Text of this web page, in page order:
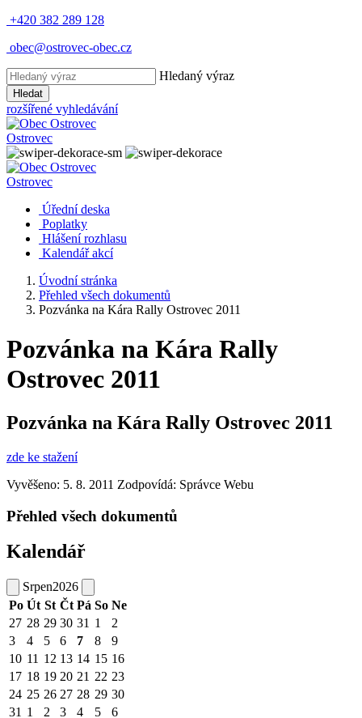
+420 382 289 128
obec@ostrovec-obec.cz
Hledaný výraz
Hledat
rozšířené vyhledávání
Ostrovec
Ostrovec
Úřední deska
Poplatky
Hlášení rozhlasu
Kalendář akcí
Úvodní stránka
Přehled všech dokumentů
Pozvánka na Kára Rally Ostrovec 2011
Pozvánka na Kára Rally
Ostrovec 2011
Pozvánka na Kára Rally Ostrovec 2011
zde ke stažení
Vyvěšeno: 5. 8. 2011 Zodpovídá: Správce Webu
Přehled všech dokumentů
Kalendář
Srpen2026
Po Út St Čt Pá So Ne
27 28 29 30 31 1
2
3
4 5 6 7 8
9
10 11 12 13 14 15 16
17 18 19 20 21 22 23
24 25 26 27 28 29 30
31 1 2 3 4 5 6